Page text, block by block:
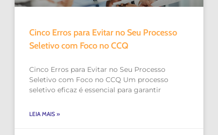
Cinco Erros para Evitar no Seu Processo
Seletivo com Foco no CCQ
Cinco Erros para Evitar no Seu Processo
Seletivo com Foco no CCQ Um processo
seletivo eficaz é essencial para garantir
LEIA MAIS »